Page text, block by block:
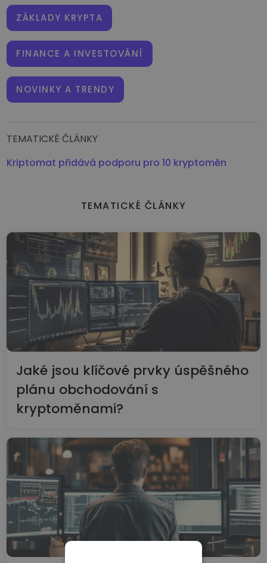
ZÁKLADY KRYPTA
FINANCE A INVESTOVÁNÍ
NOVINKY A TRENDY
TEMATICKÉ ČLÁNKY
Kriptomat přidává podporu pro 10 kryptoměn
TEMATICKÉ ČLÁNKY
Jaké jsou klíčové prvky úspěšného
plánu obchodování s
kryptoměnami?